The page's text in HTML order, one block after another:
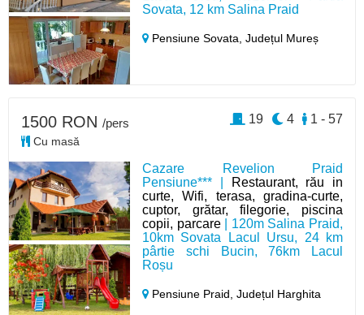
Sovata, 12 km Salina Praid
Pensiune Sovata,Județul Mureș
Cazare Revelion Praid
Pensiune*** |
Restaurant, rău in
curte, Wifi, terasa, gradina-curte,
cuptor, grătar, filegorie, piscina
copii, parcare| 120m Salina Praid,
10km Sovata Lacul Ursu, 24 km
pârtie schi Bucin, 76km Lacul
Roșu
Pensiune Praid,Județul Harghita
1500 RON /pers
Cu masă
1 - 57
4
19